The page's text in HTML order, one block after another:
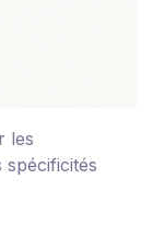
les
spécificités